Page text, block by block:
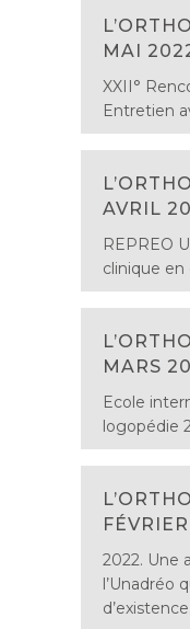
MAI
XXII°
Entretien
AVRIL
REPREO
clinique
MARS
Ecole
logopédie
2022. Une
l’Unadréo
d’existence.